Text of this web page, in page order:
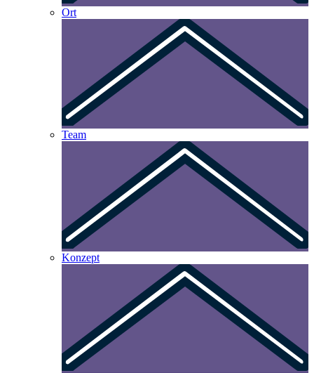
Ort
Team
Konzept